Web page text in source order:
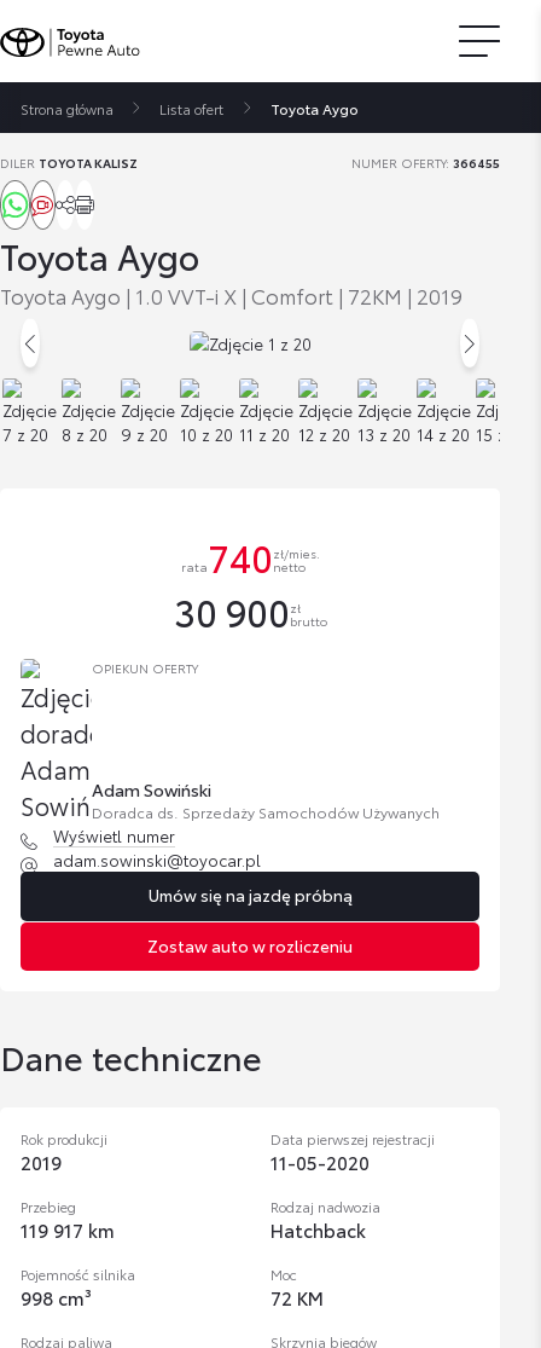
Strona główna Lista ofert Toyota Aygo
Toyota Aygo
Toyota Aygo | 1.0 VVT-i X | Comfort | 72KM | 2019
DILER TOYOTA KALISZ NUMER OFERTY:366455
OPIEKUN OFERTY
Adam Sowiński
Doradca ds. Sprzedaży Samochodów Używanych
Wyświetl numer
adam.sowinski@toyocar.pl
Umów się na jazdę próbną
rata 740 zł/mies.
netto
30 900 zł
brutto
Zostaw auto w rozliczeniu
Dane techniczne
Rok produkcji
2019
Data pierwszej rejestracji
11-05-2020
Przebieg
119 917 km
Rodzaj nadwozia
Hatchback
Pojemność silnika
998 cm³
Moc
72 KM
Rodzaj paliwa Skrzynia biegów